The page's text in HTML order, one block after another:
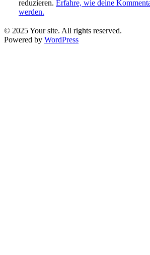
reduzieren. Erfahre, wie deine
werden.
© 2025 Your site. All rights reserved.
Powered by WordPress